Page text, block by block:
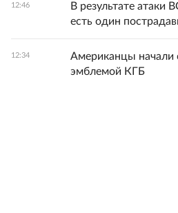
12:46
В результате атаки
есть один
12:34
Американцы начали
эмблемой КГБ